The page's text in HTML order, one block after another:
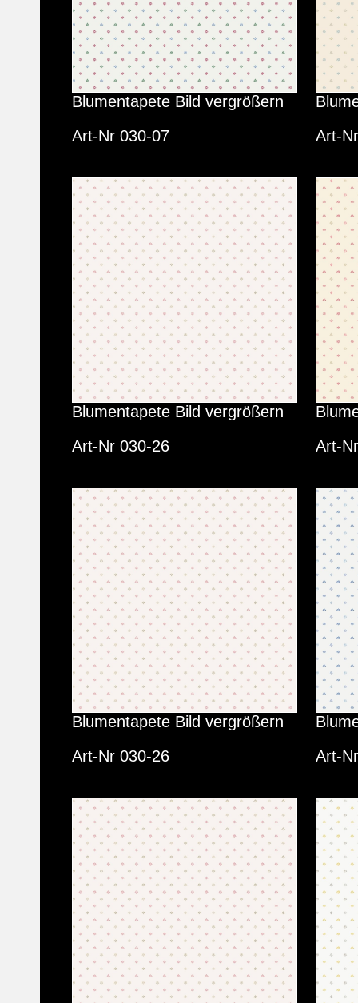
Blumentapete Bild vergrößern
Art-Nr 030-07
Art-
Blumentapete Bild vergrößern
Art-Nr 030-26
Art-
Blumentapete Bild vergrößern
Art-Nr 030-26
Art-